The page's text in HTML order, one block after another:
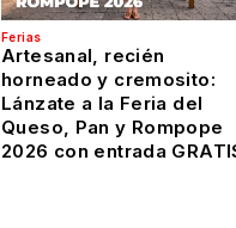
Ferias
Artesanal, recién
horneado y cremosito:
Lánzate a la Feria del
Queso, Pan y Rompope
2026 con entrada